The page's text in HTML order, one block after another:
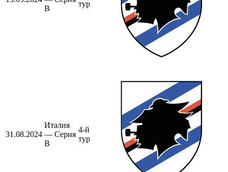
B
тур
31.08.2024
Италия
— Серия
B
4-й
тур